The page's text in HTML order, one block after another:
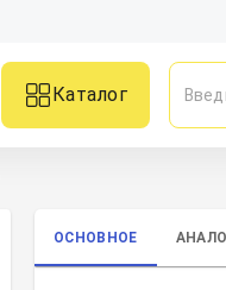
Каталог
ОСНОВНОЕ